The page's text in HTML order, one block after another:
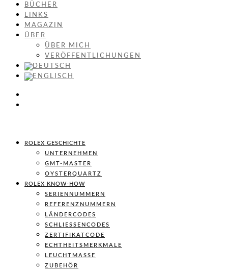
BÜCHER
LINKS
MAGAZIN
ÜBER
ÜBER MICH
VERÖFFENTLICHUNGEN
ROLEX GESCHICHTE
UNTERNEHMEN
GMT-MASTER
OYSTERQUARTZ
ROLEX KNOW-HOW
SERIENNUMMERN
REFERENZNUMMERN
LÄNDERCODES
SCHLIESSENCODES
ZERTIFIKATCODE
ECHTHEITSMERKMALE
LEUCHTMASSE
ZUBEHÖR